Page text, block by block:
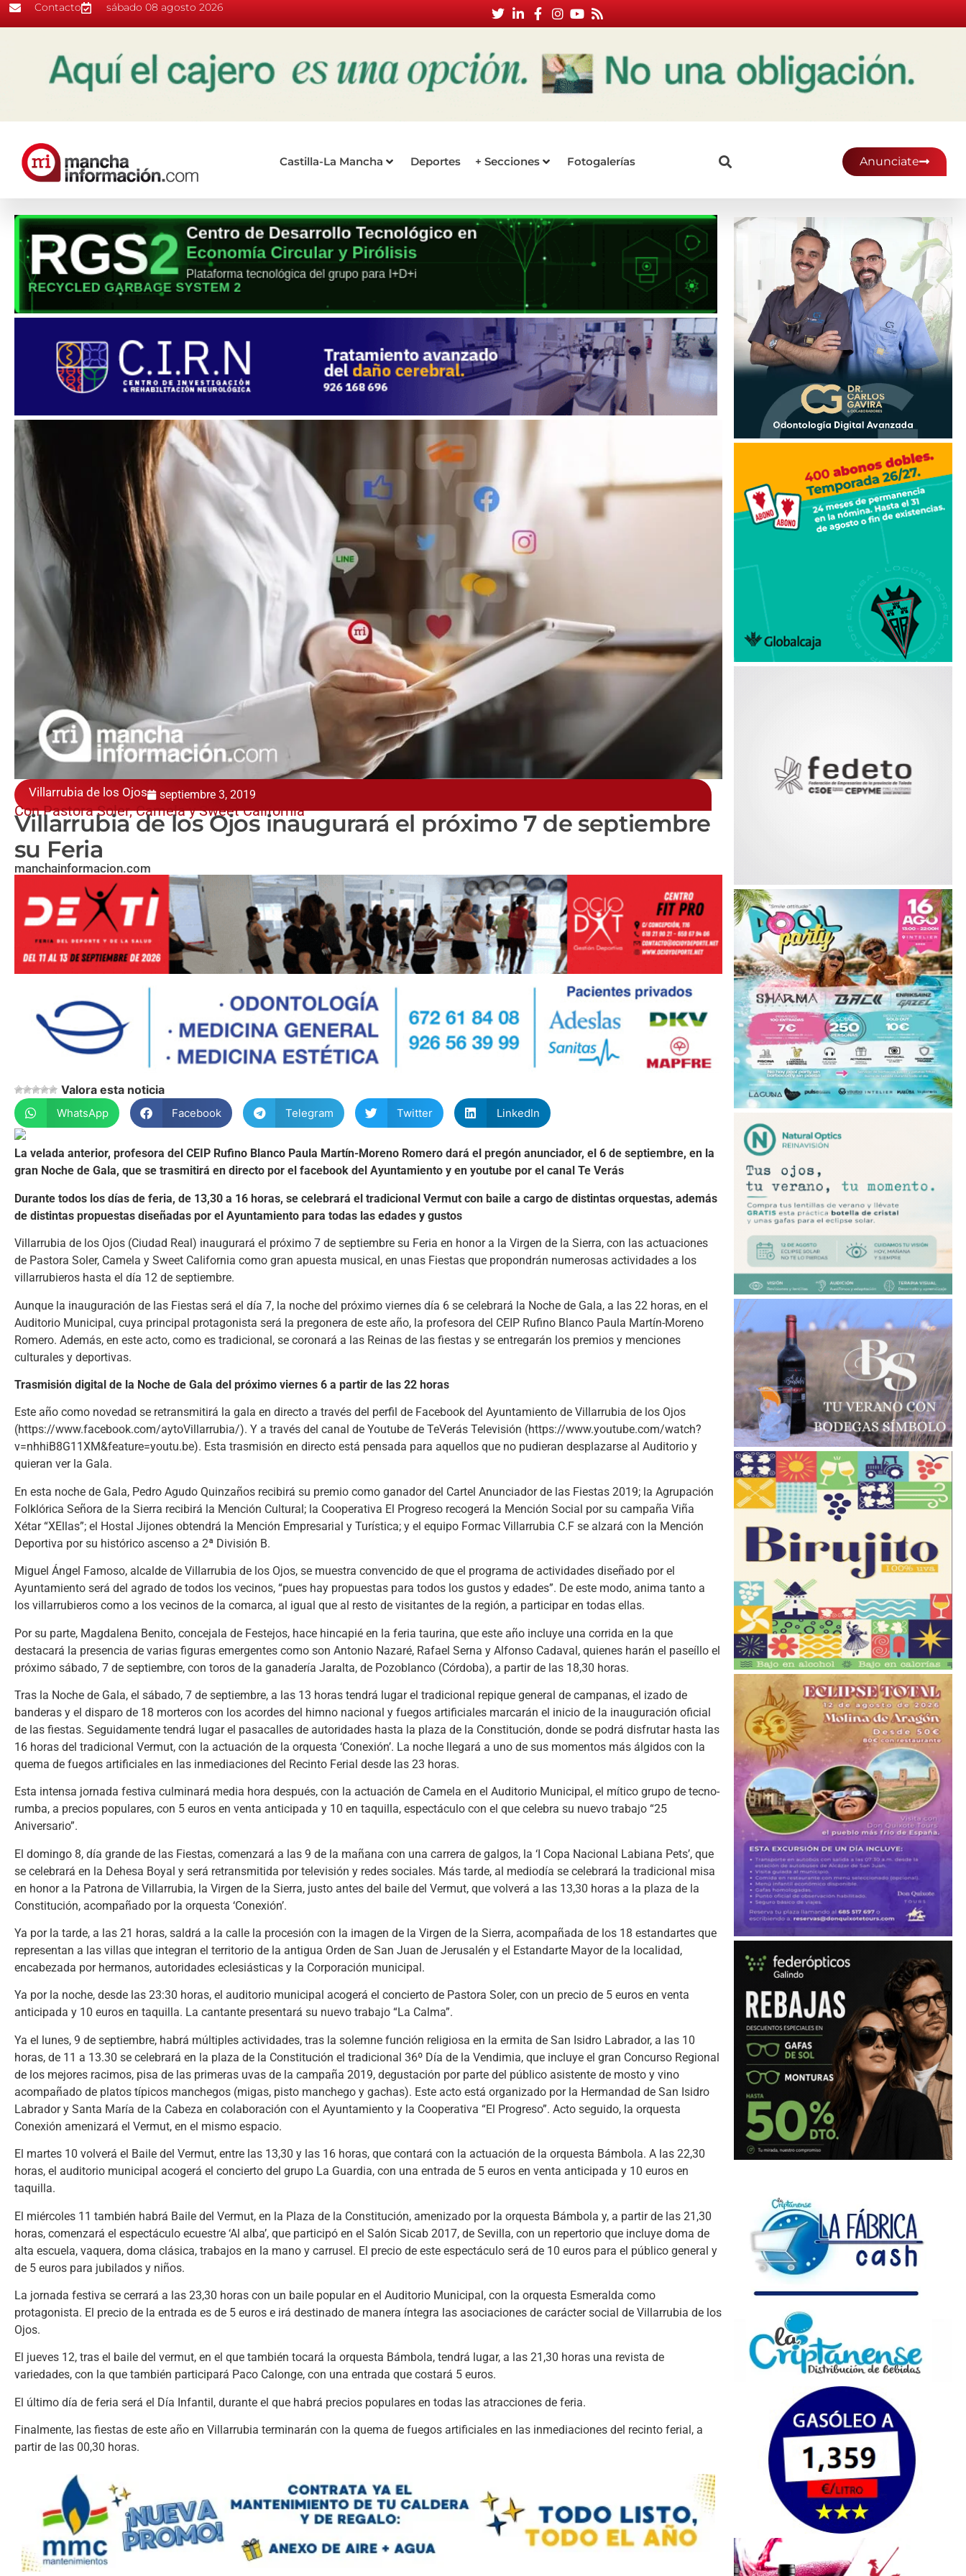
Contacto sábado 08 agosto 2026
Castilla-La Mancha Deportes + Secciones Fotogalerías Anunciate
Villarrubia de los Ojos septiembre 3, 2019
Con Pastora Soler, Camela y Sweet California
Villarrubia de los Ojos inaugurará el próximo 7 de septiembre
su Feria
manchainformacion.com
Valora esta noticia
WhatsApp Facebook Telegram Twitter LinkedIn
La velada anterior, profesora del CEIP Rufino Blanco Paula Martín-Moreno Romero dará el pregón anunciador, el 6 de septiembre, en la
gran Noche de Gala, que se trasmitirá en directo por el facebook del Ayuntamiento y en youtube por el canal Te Verás
Durante todos los días de feria, de 13,30 a 16 horas, se celebrará el tradicional Vermut con baile a cargo de distintas orquestas, además
de distintas propuestas diseñadas por el Ayuntamiento para todas las edades y gustos
Villarrubia de los Ojos (Ciudad Real) inaugurará el próximo 7 de septiembre su Feria en honor a la Virgen de la Sierra, con las actuaciones
de Pastora Soler, Camela y Sweet California como gran apuesta musical, en unas Fiestas que propondrán numerosas actividades a los
villarrubieros hasta el día 12 de septiembre.
Aunque la inauguración de las Fiestas será el día 7, la noche del próximo viernes día 6 se celebrará la Noche de Gala, a las 22 horas, en el
Auditorio Municipal, cuya principal protagonista será la pregonera de este año, la profesora del CEIP Rufino Blanco Paula Martín-Moreno
Romero. Además, en este acto, como es tradicional, se coronará a las Reinas de las fiestas y se entregarán los premios y menciones
culturales y deportivas.
Trasmisión digital de la Noche de Gala del próximo viernes 6 a partir de las 22 horas
Este año como novedad se retransmitirá la gala en directo a través del perfil de Facebook del Ayuntamiento de Villarrubia de los Ojos
(https://www.facebook.com/aytoVillarrubia/). Y a través del canal de Youtube de TeVerás Televisión (https://www.youtube.com/watch?
v=nhhiB8G11XM&feature=youtu.be). Esta trasmisión en directo está pensada para aquellos que no pudieran desplazarse al Auditorio y
quieran ver la Gala.
En esta noche de Gala, Pedro Agudo Quinzaños recibirá su premio como ganador del Cartel Anunciador de las Fiestas 2019; la Agrupación
Folklórica Señora de la Sierra recibirá la Mención Cultural; la Cooperativa El Progreso recogerá la Mención Social por su campaña Viña
Xétar “XEllas”; el Hostal Jijones obtendrá la Mención Empresarial y Turística; y el equipo Formac Villarrubia C.F se alzará con la Mención
Deportiva por su histórico ascenso a 2ª División B.
Miguel Ángel Famoso, alcalde de Villarrubia de los Ojos, se muestra convencido de que el programa de actividades diseñado por el
Ayuntamiento será del agrado de todos los vecinos, “pues hay propuestas para todos los gustos y edades”. De este modo, anima tanto a
los villarrubieros como a los vecinos de la comarca, al igual que al resto de visitantes de la región, a participar en todas ellas.
Por su parte, Magdalena Benito, concejala de Festejos, hace hincapié en la feria taurina, que este año incluye una corrida en la que
destacará la presencia de varias figuras emergentes como son Antonio Nazaré, Rafael Serna y Alfonso Cadaval, quienes harán el paseíllo el
próximo sábado, 7 de septiembre, con toros de la ganadería Jaralta, de Pozoblanco (Córdoba), a partir de las 18,30 horas.
Tras la Noche de Gala, el sábado, 7 de septiembre, a las 13 horas tendrá lugar el tradicional repique general de campanas, el izado de
banderas y el disparo de 18 morteros con los acordes del himno nacional y fuegos artificiales marcarán el inicio de la inauguración oficial
de las fiestas. Seguidamente tendrá lugar el pasacalles de autoridades hasta la plaza de la Constitución, donde se podrá disfrutar hasta las
16 horas del tradicional Vermut, con la actuación de la orquesta ‘Conexión’. La noche llegará a uno de sus momentos más álgidos con la
quema de fuegos artificiales en las inmediaciones del Recinto Ferial desde las 23 horas.
Esta intensa jornada festiva culminará media hora después, con la actuación de Camela en el Auditorio Municipal, el mítico grupo de tecno-
rumba, a precios populares, con 5 euros en venta anticipada y 10 en taquilla, espectáculo con el que celebra su nuevo trabajo “25
Aniversario”.
El domingo 8, día grande de las Fiestas, comenzará a las 9 de la mañana con una carrera de galgos, la ‘I Copa Nacional Labiana Pets’, que
se celebrará en la Dehesa Boyal y será retransmitida por televisión y redes sociales. Más tarde, al mediodía se celebrará la tradicional misa
en honor a la Patrona de Villarrubia, la Virgen de la Sierra, justo antes del baile del Vermut, que volverá a las 13,30 horas a la plaza de la
Constitución, acompañado por la orquesta ‘Conexión’.
Ya por la tarde, a las 21 horas, saldrá a la calle la procesión con la imagen de la Virgen de la Sierra, acompañada de los 18 estandartes que
representan a las villas que integran el territorio de la antigua Orden de San Juan de Jerusalén y el Estandarte Mayor de la localidad,
encabezada por hermanos, autoridades eclesiásticas y la Corporación municipal.
Ya por la noche, desde las 23:30 horas, el auditorio municipal acogerá el concierto de Pastora Soler, con un precio de 5 euros en venta
anticipada y 10 euros en taquilla. La cantante presentará su nuevo trabajo “La Calma”.
Ya el lunes, 9 de septiembre, habrá múltiples actividades, tras la solemne función religiosa en la ermita de San Isidro Labrador, a las 10
horas, de 11 a 13.30 se celebrará en la plaza de la Constitución el tradicional 36º Día de la Vendimia, que incluye el gran Concurso Regional
de los mejores racimos, pisa de las primeras uvas de la campaña 2019, degustación por parte del público asistente de mosto y vino
acompañado de platos típicos manchegos (migas, pisto manchego y gachas). Este acto está organizado por la Hermandad de San Isidro
Labrador y Santa María de la Cabeza en colaboración con el Ayuntamiento y la Cooperativa “El Progreso”. Acto seguido, la orquesta
Conexión amenizará el Vermut, en el mismo espacio.
El martes 10 volverá el Baile del Vermut, entre las 13,30 y las 16 horas, que contará con la actuación de la orquesta Bámbola. A las 22,30
horas, el auditorio municipal acogerá el concierto del grupo La Guardia, con una entrada de 5 euros en venta anticipada y 10 euros en
taquilla.
El miércoles 11 también habrá Baile del Vermut, en la Plaza de la Constitución, amenizado por la orquesta Bámbola y, a partir de las 21,30
horas, comenzará el espectáculo ecuestre ‘Al alba’, que participó en el Salón Sicab 2017, de Sevilla, con un repertorio que incluye doma de
alta escuela, vaquera, doma clásica, trabajos en la mano y carrusel. El precio de este espectáculo será de 10 euros para el público general y
de 5 euros para jubilados y niños.
La jornada festiva se cerrará a las 23,30 horas con un baile popular en el Auditorio Municipal, con la orquesta Esmeralda como
protagonista. El precio de la entrada es de 5 euros e irá destinado de manera íntegra las asociaciones de carácter social de Villarrubia de los
Ojos.
El jueves 12, tras el baile del vermut, en el que también tocará la orquesta Bámbola, tendrá lugar, a las 21,30 horas una revista de
variedades, con la que también participará Paco Calonge, con una entrada que costará 5 euros.
El último día de feria será el Día Infantil, durante el que habrá precios populares en todas las atracciones de feria.
Finalmente, las fiestas de este año en Villarrubia terminarán con la quema de fuegos artificiales en las inmediaciones del recinto ferial, a
partir de las 00,30 horas.